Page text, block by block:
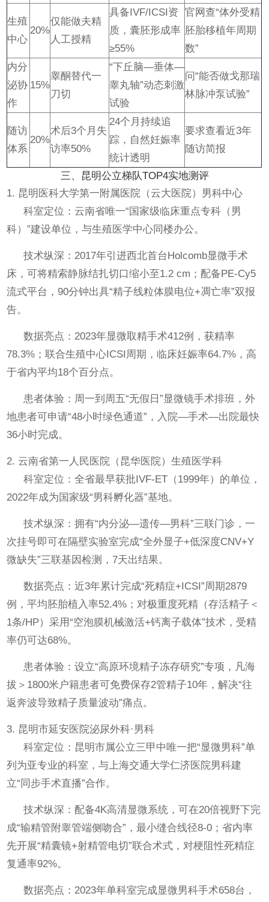
生殖
中心
20%
仅能做夫精
人工授精
具备IVF/ICSI资
质，囊胚形成率
≥55%
官网查“体外受精
胚胎移植年周期
数”
内分
泌协
作
15%
睾酮替代一
刀切
“下丘脑—垂体—
睾丸轴”动态刺激
试验
问“能否做戈那瑞
林脉冲泵试验”
随访
体系
20%
术后3个月失
访率50%
24个月持续追
踪，自然妊娠率
统计透明
要求查看近3年
随访简报
三、昆明公立梯队TOP4实地测评
1. 昆明医科大学第一附属医院（云大医院）男科中心
科室定位：云南省唯一“国家级临床重点专科（男
科）”建设单位，与生殖医学中心同楼办公。
技术纵深：2017年引进西北首台Holcomb显微手术
床，可将精索静脉结扎切口缩小至1.2 cm；配备PE-Cy5
流式平台，90分钟出具“精子线粒体膜电位+凋亡率”双报
告。
数据亮点：2023年显微取精手术412例，获精率
78.3%；联合生殖中心ICSI周期，临床妊娠率64.7%，高
于省内平均18个百分点。
患者体验：周一到周五“无假日”显微镜手术排班，外
地患者可申请“48小时绿色通道”，入院—手术—出院最快
36小时完成。
2. 云南省第一人民医院（昆华医院）生殖医学科
科室定位：全省最早获批IVF-ET（1999年）的单位，
2022年成为国家级“男科孵化器”基地。
技术纵深：拥有“内分泌—遗传—男科”三联门诊，一
次挂号即可在隔壁实验室完成“全外显子+低深度CNV+Y
微缺失”三联基因检测，7天出结果。
数据亮点：近3年累计完成“死精症+ICSI”周期2879
例，平均胚胎植入率52.4%；对极重度死精（存活精子＜
1条/HP）采用“空泡膜机械激活+钙离子载体”技术，受精
率仍可达68%。
患者体验：设立“高原环境精子冻存研究”专项，凡海
拔＞1800米户籍患者可免费保存2管精子10年，解决“往
返奔波导致精子质量波动”痛点。
3. 昆明市延安医院泌尿外科·男科
科室定位：昆明市属公立三甲中唯一把“显微男科”单
列为亚专业的科室，与上海交通大学仁济医院男科建
立“同步手术直播”合作。
技术纵深：配备4K高清显微系统，可在20倍视野下完
成“输精管附睾管端侧吻合”，最小缝合线径8-0；省内率
先开展“精囊镜+射精管电切”联合术式，对梗阻性死精症
复通率92%。
数据亮点：2023年单科室完成显微男科手术658台，